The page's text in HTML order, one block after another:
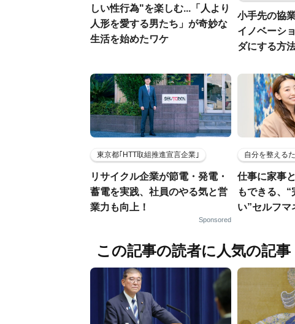
しい性行為"を楽しむ...「人より
人形を愛する男たち」が奇妙な
生活を始めたワケ
小手先の協
イノベーシ
ダにする方
東京都｢HTT取組推進宣言企業｣
リサイクル企業が節電・発電・
蓄電を実践、社員のやる気と営
業力も向上！
Sponsored
自分を整える
仕事に家事
もできる、
い”セルフマ
この記事の読者に人気の記事